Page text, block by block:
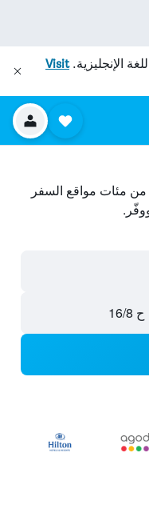
الإنجليزية.Visit
مئات مواقع السفر
ح 16/8